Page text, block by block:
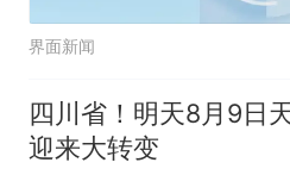
界面新闻
四川省！明天8月9日
迎来大转变